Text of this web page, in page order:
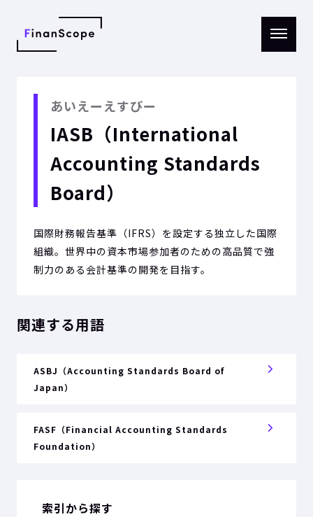
あいえーえすびー
IASB（International
Accounting Standards
Board）
国際財務報告基準（IFRS）を設定する独立した国際
組織。世界中の資本市場参加者のための高品質で強
制力のある会計基準の開発を目指す。
関連する用語
ASBJ（Accounting Standards Board of
Japan）
FASF（Financial Accounting Standards
Foundation）
索引から探す